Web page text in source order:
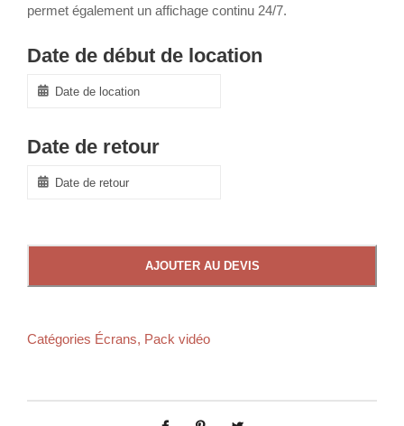
permet également un affichage continu 24/7.
Date de début de location
Date de retour
AJOUTER AU DEVIS
Catégories Écrans, Pack vidéo